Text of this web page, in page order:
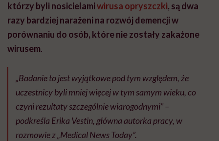
którzy byli nosicielamiwirusa opryszczki, są dwa
razy bardziej narażeni na rozwój demencji w
porównaniu do osób, które nie zostały zakażone
wirusem.
„Badanie to jest wyjątkowe pod tym względem, że
uczestnicy byli mniej więcej w tym samym wieku, co
czyni rezultaty szczególnie wiarogodnymi” –
podkreśla Erika Vestin, główna autorka pracy, w
rozmowie z „Medical News Today”.